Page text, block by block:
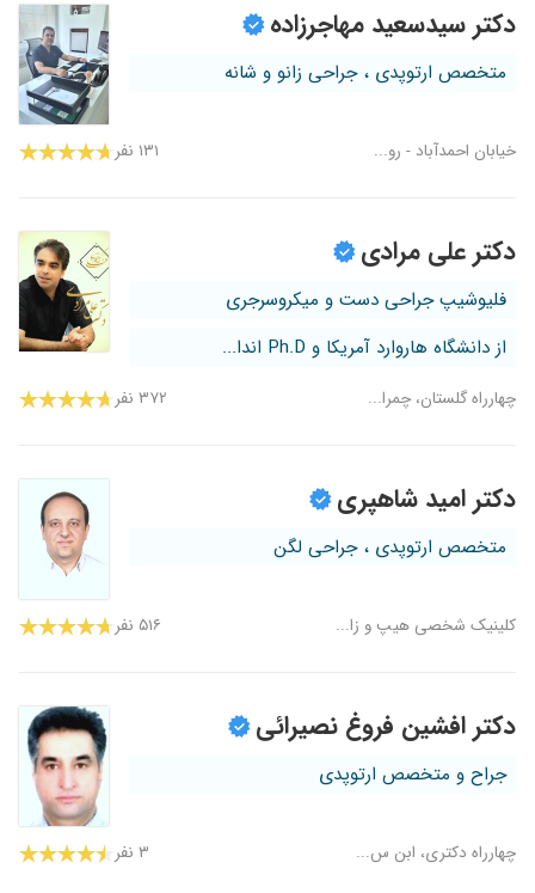
دکتر سیدسعید مهاجرزاده
متخصص ارتوپدی ، جراحی زانو و شانه
خیابان احمدآباد - رو... ۱۳۱ نفر
دکتر علی مرادی
فلیوشیپ جراحی دست و میکروسرجری
از دانشگاه هاروارد آمریکا و Ph.D اندا...
چهارراه گلستان، چمرا... ۳۷۲ نفر
دکتر امید شاهپری
متخصص ارتوپدی ، جراحی لگن
کلینیک شخصی هیپ و زا... ۵۱۶ نفر
دکتر افشین فروغ نصیرائی
جراح و متخصص ارتوپدی
چهارراه دکتری، ابن س... ۳ نفر